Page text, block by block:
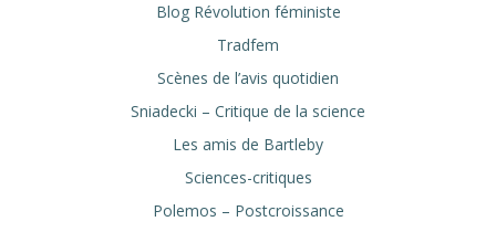
Blog Révolution féministe
Tradfem
Scènes de l’avis quotidien
Sniadecki – Critique de la science
Les amis de Bartleby
Sciences-critiques
Polemos – Postcroissance